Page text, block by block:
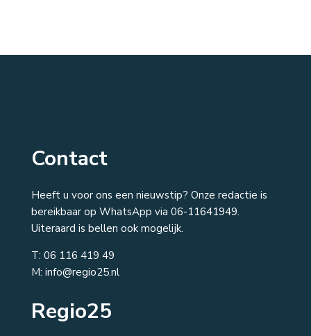
Contact
Heeft u voor ons een nieuwstip? Onze redactie is
bereikbaar op WhatsApp via 06-11641949.
Uiteraard is bellen ook mogelijk.
T: 06 116 419 49
M: info@regio25.nl
Regio25